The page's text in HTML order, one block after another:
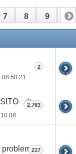
7 8 9 10
08.50.21
2
2.763
problemi217